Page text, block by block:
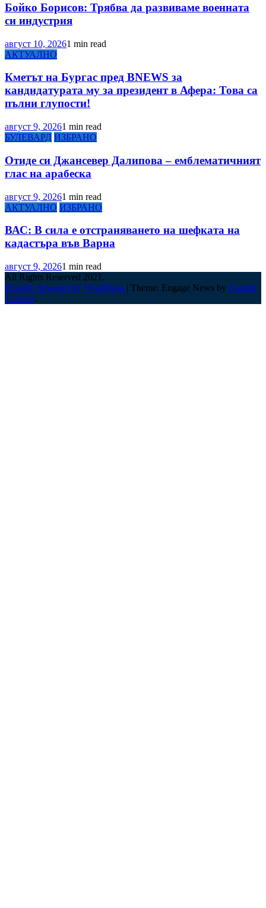
Бойко Борисов: Трябва да развиваме военната
си индустрия
август 10, 20261 min read
АКТУАЛНО
Кметът на Бургас пред BNEWS за
кандидатурата му за президент в Афера: Това са
пълни глупости!
август 9, 20261 min read
БУЛЕВАРД ИЗБРАНО
Отиде си Джансевер Далипова – емблематичният
глас на арабеска
август 9, 20261 min read
АКТУАЛНО ИЗБРАНО
ВАС: В сила е отстраняването на шефката на
кадастъра във Варна
август 9, 20261 min read
All Rights Reserved 2021.
Proudly powered by WordPress | Theme: Engage News by Candid
Themes.